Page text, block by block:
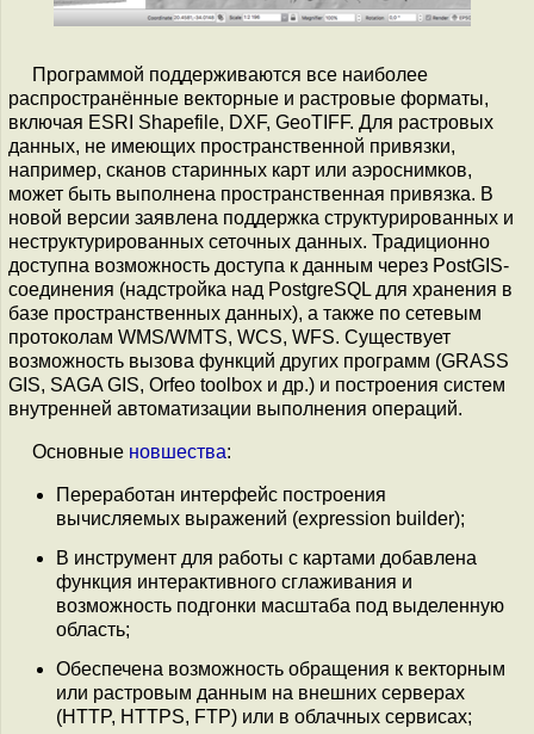
Программой поддерживаются все наиболее
распространённые векторные и растровые форматы,
включая ESRI Shapefile, DXF, GeoTIFF. Для растровых
данных, не имеющих пространственной привязки,
например, сканов старинных карт или аэроснимков,
может быть выполнена пространственная привязка. В
новой версии заявлена поддержка структурированных и
неструктурированных сеточных данных. Традиционно
доступна возможность доступа к данным через PostGIS-
соединения (надстройка над PostgreSQL для хранения в
базе пространственных данных), а также по сетевым
протоколам WMS/WMTS, WCS, WFS. Существует
возможность вызова функций других программ (GRASS
GIS, SAGA GIS, Orfeo toolbox и др.) и построения систем
внутренней автоматизации выполнения операций.
Основные новшества:
Переработан интерфейс построения
вычисляемых выражений (expression builder);
В инструмент для работы с картами добавлена
функция интерактивного сглаживания и
возможность подгонки масштаба под выделенную
область;
Обеспечена возможность обращения к векторным
или растровым данным на внешних серверах
(HTTP, HTTPS, FTP) или в облачных сервисах;